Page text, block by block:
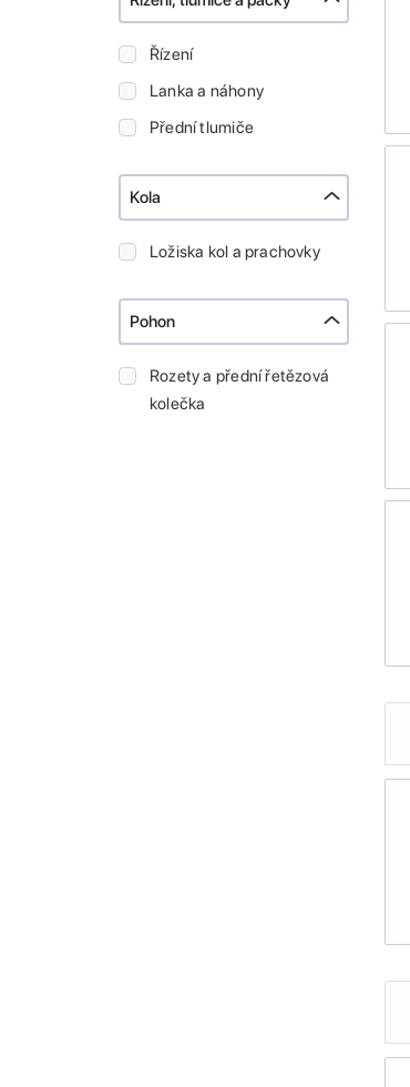
Řízení
Lanka a náhony
Přední tlumiče
Kola
Ložiska kol a prachovky
Pohon
Rozety a přední řetězová
kolečka